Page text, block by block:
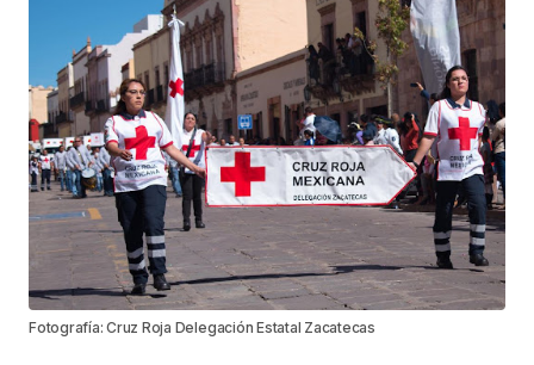
Fotografía: Cruz Roja Delegación Estatal Zacatecas